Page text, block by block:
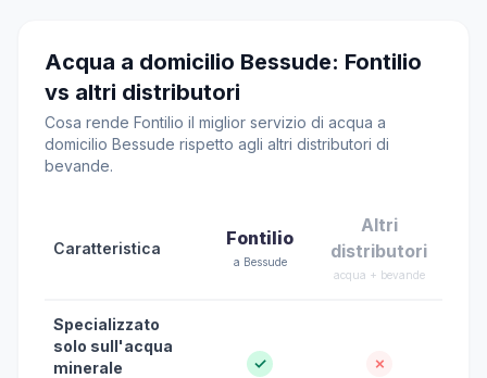
Acqua a domicilio Bessude: Fontilio
vs altri distributori
Cosa rende Fontilio il miglior servizio di acqua a
domicilio Bessude rispetto agli altri distributori di
bevande.
Caratteristica Fontilio
a Bessude
Altri
distributori
acqua + bevande
Specializzato
solo sull'acqua
minerale
✓ ✗